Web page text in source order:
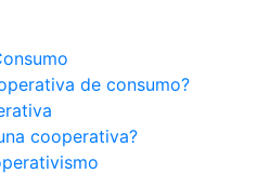
de consumo?
cooperativa?